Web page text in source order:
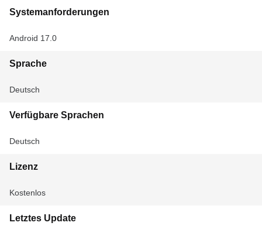
Systemanforderungen
Android 17.0
Sprache
Deutsch
Verfügbare Sprachen
Deutsch
Lizenz
Kostenlos
Letztes Update